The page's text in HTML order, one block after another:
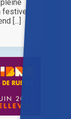
festive
[...]